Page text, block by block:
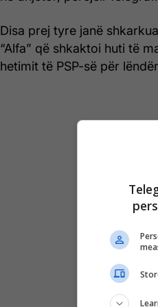
Disa prej tyre janë
“Alfa” që shkaktoi huti të
hetimit të PSP-së për